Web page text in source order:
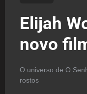
Elijah
novo
O universo de O
rostos